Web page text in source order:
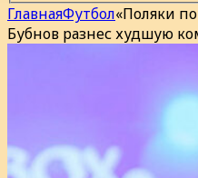
ГлавнаяФутбол«Поляки
Бубнов разнес худшую